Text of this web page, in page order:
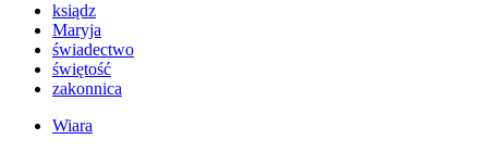
ksiądz
Maryja
świadectwo
świętość
zakonnica
Wiara